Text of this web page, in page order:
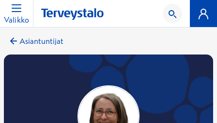
Valikko
Asiantuntijat